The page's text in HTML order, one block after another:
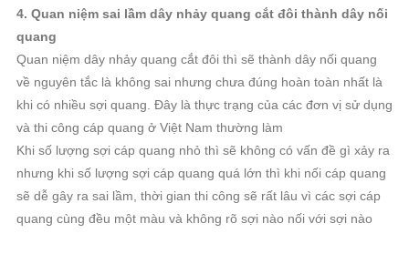
4. Quan niệm sai lầm dây nhảy quang cắt đôi thành dây nối
quang
Quan niệm dây nhảy quang cắt đôi thì sẽ thành dây nối quang
về nguyên tắc là không sai nhưng chưa đúng hoàn toàn nhất là
khi có nhiều sợi quang. Đây là thực trạng của các đơn vị sử dụng
và thi công cáp quang ở Việt Nam thường làm
Khi số lượng sợi cáp quang nhỏ thì sẽ không có vấn đề gì xảy ra
nhưng khi số lượng sợi cáp quang quá lớn thì khi nối cáp quang
sẽ dễ gây ra sai lầm, thời gian thi công sẽ rất lâu vì các sợi cáp
quang cùng đều một màu và không rõ sợi nào nối với sợi nào